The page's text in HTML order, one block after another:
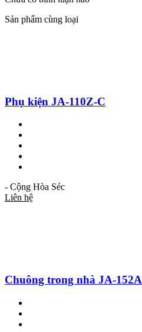
Sản phẩm cùng loại
Phụ kiện JA-110Z-C
- Cộng Hòa Séc
Liên hệ
Chuông trong nhà JA-152A